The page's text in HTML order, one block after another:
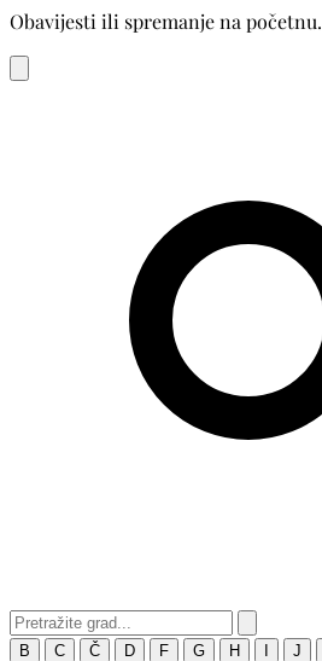
Obavijesti ili spremanje na početnu.
B C Č D F G H J